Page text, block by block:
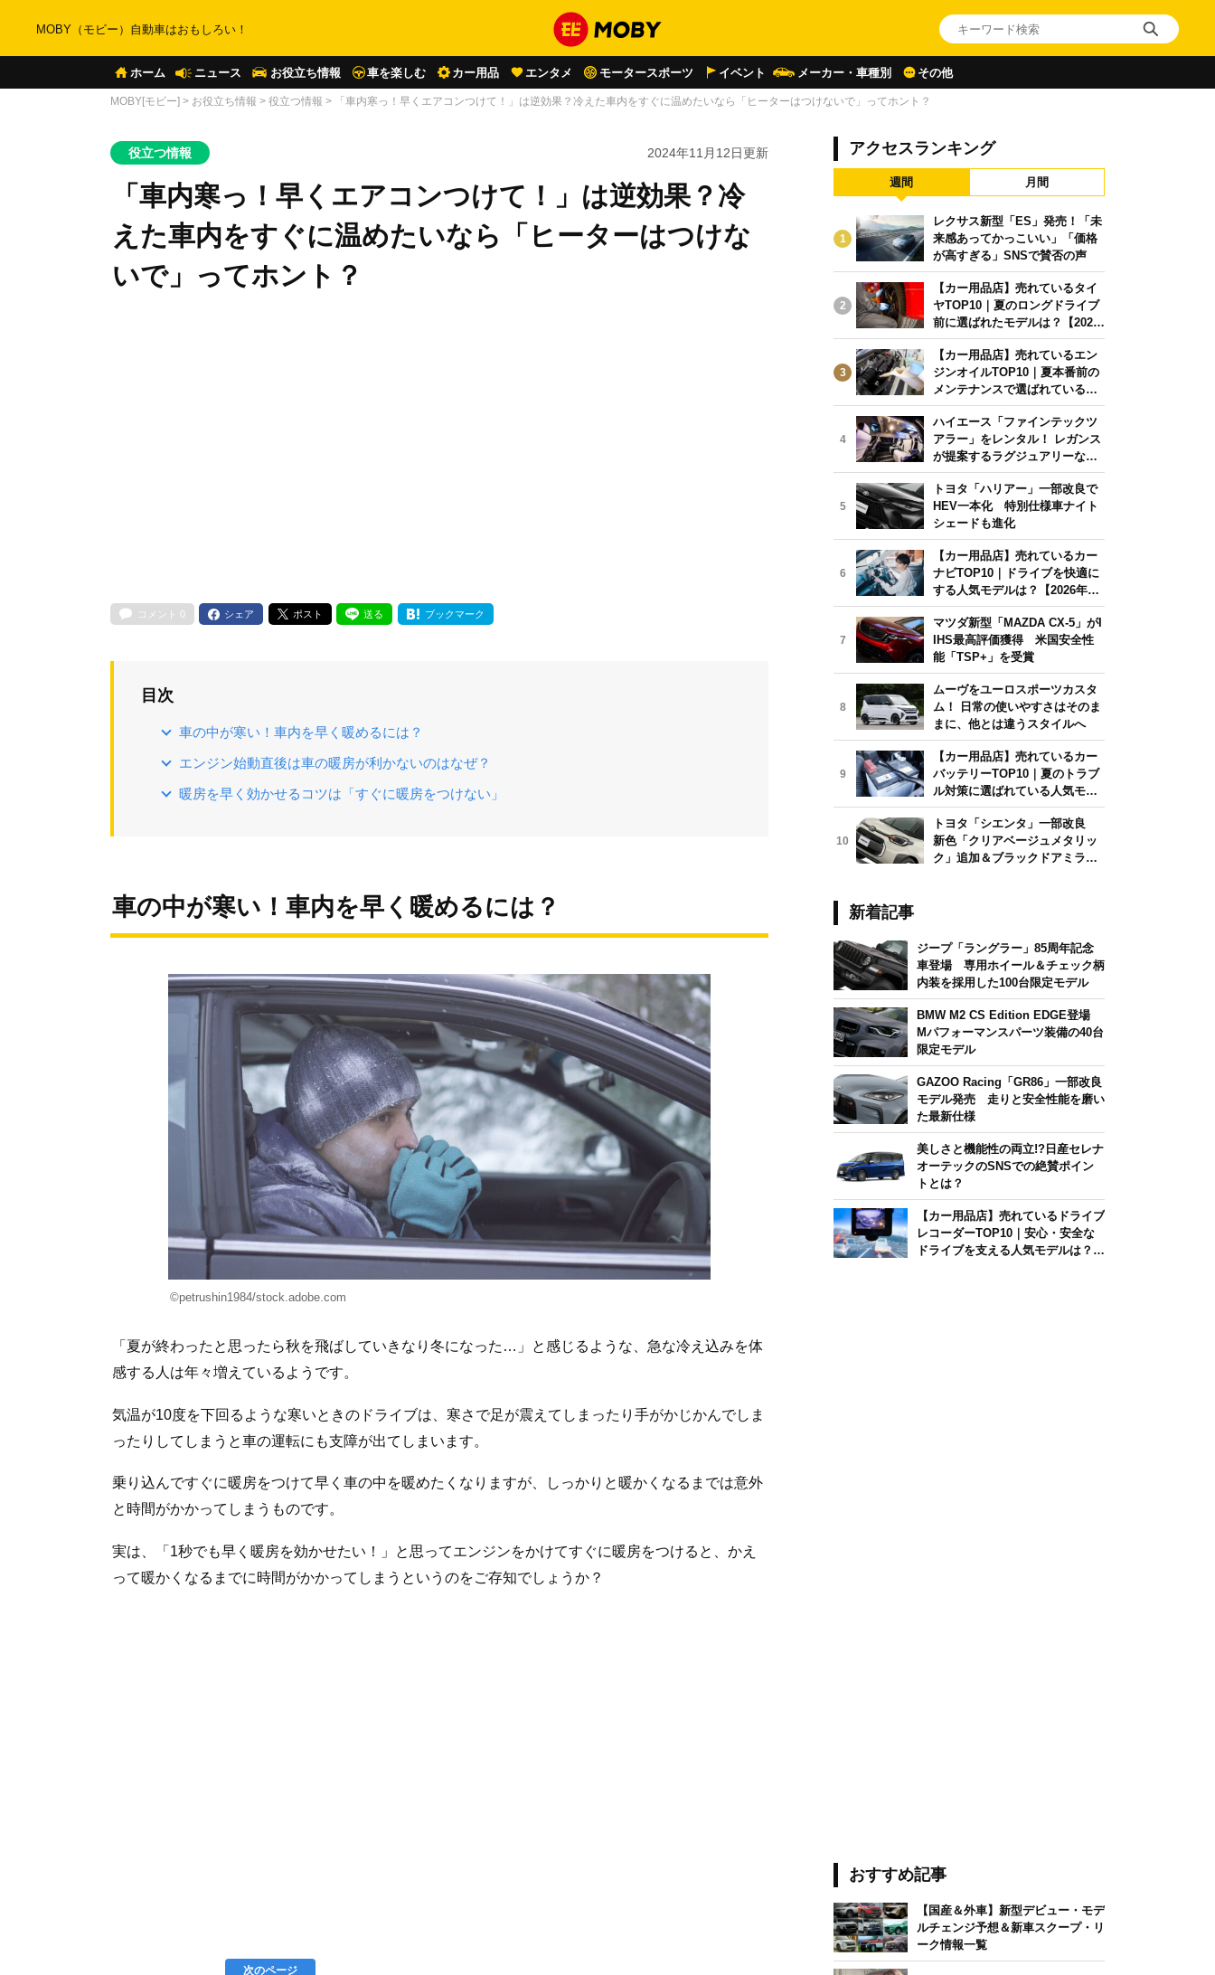
MOBY（モビー）自動車はおもしろい！
ホーム ニュース お役立ち情報 車を楽しむ カー用品 エンタメ モータースポーツ イベント メーカー・車種別 その他
MOBY[モビー] > お役立ち情報 > 役立つ情報 > 「車内寒っ！早くエアコンつけて！」は逆効果？冷えた車内をすぐに温めたいなら「ヒーターはつけないで」ってホント？
役立つ情報 2024年11月12日更新
「車内寒っ！早くエアコンつけて！」は逆効果？冷
えた車内をすぐに温めたいなら「ヒーターはつけな
いで」ってホント？
コメント 0 シェア ポスト 送る ブックマーク
目次
車の中が寒い！車内を早く暖めるには？
エンジン始動直後は車の暖房が利かないのはなぜ？
暖房を早く効かせるコツは「すぐに暖房をつけない」
車の中が寒い！車内を早く暖めるには？
©petrushin1984/stock.adobe.com
「夏が終わったと思ったら秋を飛ばしていきなり冬になった…」と感じるような、急な冷え込みを体
感する人は年々増えているようです。
気温が10度を下回るような寒いときのドライブは、寒さで足が震えてしまったり手がかじかんでしま
ったりしてしまうと車の運転にも支障が出てしまいます。
乗り込んですぐに暖房をつけて早く車の中を暖めたくなりますが、しっかりと暖かくなるまでは意外
と時間がかかってしまうものです。
実は、「1秒でも早く暖房を効かせたい！」と思ってエンジンをかけてすぐに暖房をつけると、かえ
って暖かくなるまでに時間がかかってしまうというのをご存知でしょうか？
アクセスランキング
週間 月間
1
レクサス新型「ES」発売！「未
来感あってかっこいい」「価格
が高すぎる」SNSで賛否の声
2
【カー用品店】売れているタイ
ヤTOP10｜夏のロングドライブ
前に選ばれたモデルは？【2026
年6月版】
3
【カー用品店】売れているエン
ジンオイルTOP10｜夏本番前の
メンテナンスで選ばれている人
気モデルは？【2026年6月版】
4
ハイエース「ファインテックツ
アラー」をレンタル！ レガンス
が提案するラグジュアリーな移
動体験
5
トヨタ「ハリアー」一部改良で
HEV一本化 特別仕様車ナイト
シェードも進化
6
【カー用品店】売れているカー
ナビTOP10｜ドライブを快適に
する人気モデルは？【2026年6
月版】
7
マツダ新型「MAZDA CX-5」がI
IHS最高評価獲得 米国安全性
能「TSP+」を受賞
8
ムーヴをユーロスポーツカスタ
ム！ 日常の使いやすさはそのま
まに、他とは違うスタイルへ
9
【カー用品店】売れているカー
バッテリーTOP10｜夏のトラブ
ル対策に選ばれている人気モデ
ルは？【2026年6月版】
10
トヨタ「シエンタ」一部改良
新色「クリアベージュメタリッ
ク」追加＆ブラックドアミラー
新着記事
ジープ「ラングラー」85周年記念
車登場 専用ホイール＆チェック柄
内装を採用した100台限定モデル
BMW M2 CS Edition EDGE登場
Mパフォーマンスパーツ装備の40台
限定モデル
GAZOO Racing「GR86」一部改良
モデル発売 走りと安全性能を磨い
た最新仕様
美しさと機能性の両立!?日産セレナ
オーテックのSNSでの絶賛ポイン
トとは？
【カー用品店】売れているドライブ
レコーダーTOP10｜安心・安全な
ドライブを支える人気モデルは？
おすすめ記事
【国産＆外車】新型デビュー・モデ
ルチェンジ予想＆新車スクープ・リ
ーク情報一覧